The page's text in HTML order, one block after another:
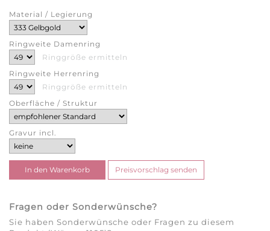
Material / Legierung
Ringweite Damenring
Ringgröße ermitteln
Ringweite Herrenring
Ringgröße ermitteln
Oberfläche / Struktur
Gravur incl.
Fragen oder Sonderwünsche?
Sie haben Sonderwünsche oder Fragen zu diesem